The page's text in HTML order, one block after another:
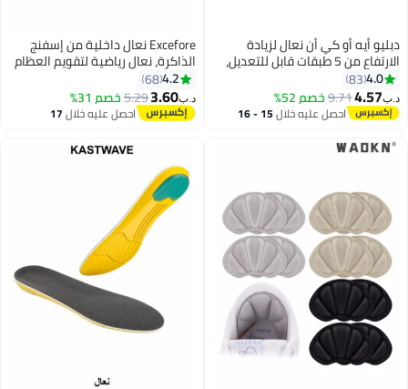
أيه أو كي أن نعال لزيادة
الارتفاع من 5 طبقات قابل للتعديل،
داخلي شفاف لزيادة الارتفاع من
زيادة الارتفاع للرجال والنساء،
رفع الكعب من الجل لتباين
الساق
4.0
83
4.57
9.71خصم 52%
احصل عليه خلال 15 - 16
Excefore نعال داخلية من إسفنج
الذاكرة، نعال رياضية لتقويم العظام
من البولي يوريثان، مريحة للتنفس،
ممتصة للصدمات وتخفف آلام القدم،
نعال داخلية داعمة لقوس التهاب
4.2
68
د.ب‏ 3.60
5.29خصم 31%
احصل عليه خلال17
اغسطس